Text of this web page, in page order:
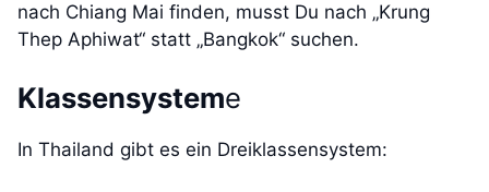
nach Chiang Mai finden, musst Du nach „Krung
Thep Aphiwat“ statt „Bangkok“ suchen.
Klassensysteme
In Thailand gibt es ein Dreiklassensystem: